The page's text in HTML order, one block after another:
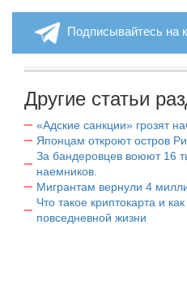
Подписывайтесь на
Другие статьи
«Адские санкции» грозят
Японцам откроют остров
За бандеровцев воюют 16
наемников.
Мигрантам вернули 4
Что такое криптокарта и
повседневной жизни